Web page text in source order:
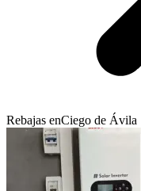
Rebajas enCiego de Ávila